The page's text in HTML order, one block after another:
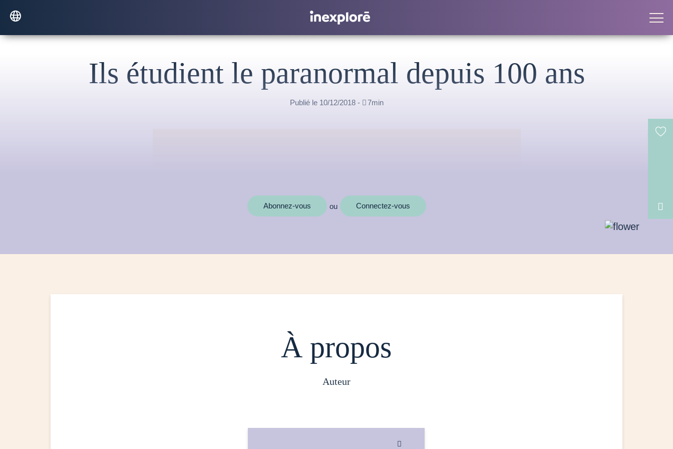
Ils étudient le paranormal depuis 100 ans
Publié le 10/12/2018 - 7min

Abonnez-vous ou Connectez-vous
À propos
auteur
